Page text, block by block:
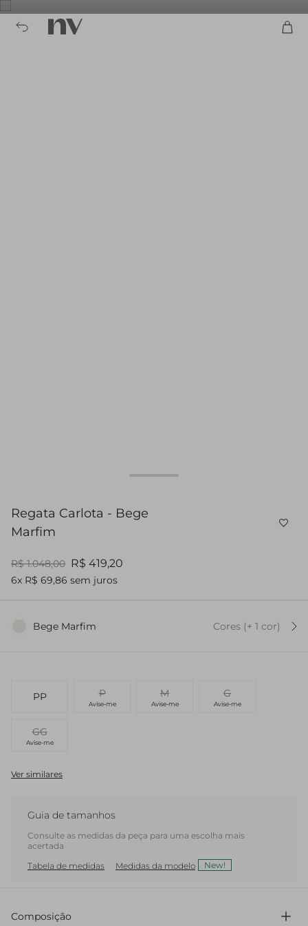
Regata Carlota - Bege
Marfim
R$ 1.048,00 R$ 419,20
6x R$ 69,86 sem juros
Bege Marfim Cores (+ 1 cor)
PP P
Avise-me
M
Avise-me
G
Avise-me
GG
Avise-me
Ver similares
Guia de tamanhos
Consulte as medidas da peça para uma escolha mais
acertada
Tabela de medidas
Medidas da modelo New!
Composição